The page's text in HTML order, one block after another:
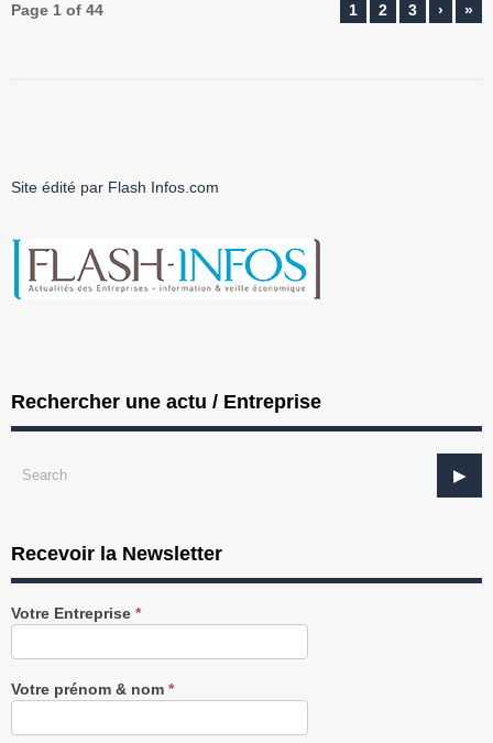
Page 1 of 44 1 2 3 › »
Site édité par Flash Infos.com
Rechercher une actu / Entreprise
Recevoir la Newsletter
Recevez
notre
gratuitement
Votre Entreprise *
Votre prénom & nom *